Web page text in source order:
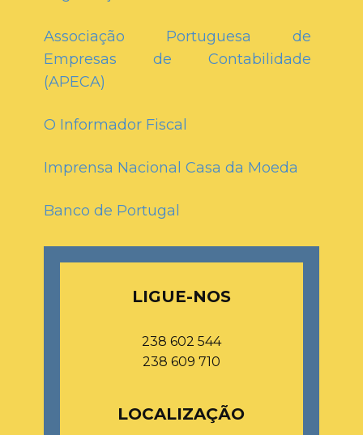
Associação Portuguesa de
Empresas de Contabilidade
(APECA)
O Informador Fiscal
Imprensa Nacional Casa da Moeda
Banco de Portugal
LIGUE-NOS
238 602 544
238 609 710
LOCALIZAÇÃO